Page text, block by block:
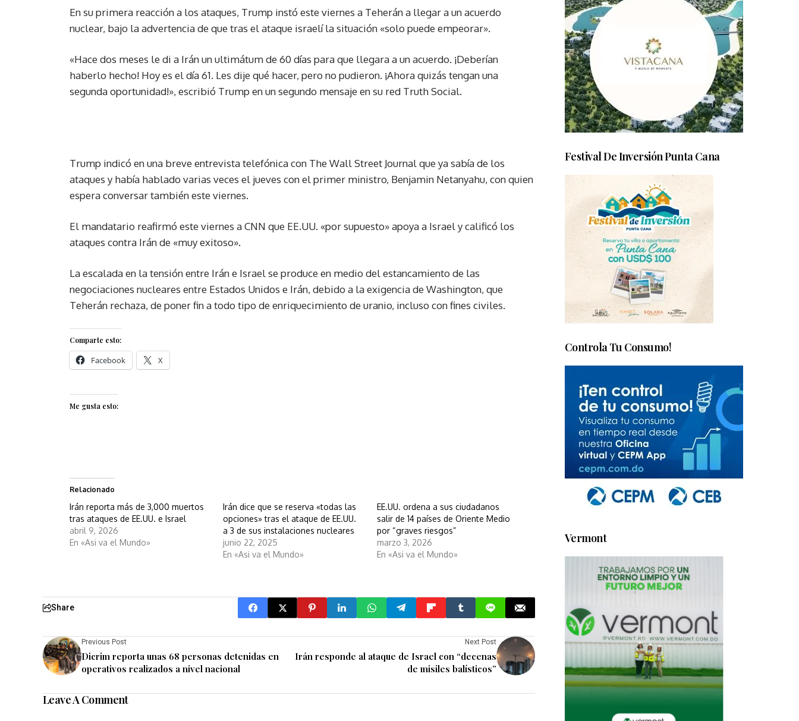
En su primera reacción a los ataques, Trump instó este viernes a Teherán a llegar a un acuerdo
nuclear, bajo la advertencia de que tras el ataque israelí la situación «solo puede empeorar».
«Hace dos meses le di a Irán un ultimátum de 60 días para que llegara a un acuerdo. ¡Deberían
haberlo hecho! Hoy es el día 61. Les dije qué hacer, pero no pudieron. ¡Ahora quizás tengan una
segunda oportunidad!», escribió Trump en un segundo mensaje en su red Truth Social.
Trump indicó en una breve entrevista telefónica con The Wall Street Journal que ya sabía de los
ataques y había hablado varias veces el jueves con el primer ministro, Benjamin Netanyahu, con quien
espera conversar también este viernes.
El mandatario reafirmó este viernes a CNN que EE.UU. «por supuesto» apoya a Israel y calificó los
ataques contra Irán de «muy exitoso».
La escalada en la tensión entre Irán e Israel se produce en medio del estancamiento de las
negociaciones nucleares entre Estados Unidos e Irán, debido a la exigencia de Washington, que
Teherán rechaza, de poner fin a todo tipo de enriquecimiento de uranio, incluso con fines civiles.
Comparte esto:
Facebook X
Me gusta esto:
Relacionado
Irán reporta más de 3,000 muertos
tras ataques de EE.UU. e Israel
abril 9, 2026
En «Asi va el Mundo»
Irán dice que se reserva «todas las
opciones» tras el ataque de EE.UU.
a 3 de sus instalaciones nucleares
junio 22, 2025
En «Asi va el Mundo»
EE.UU. ordena a sus ciudadanos
salir de 14 países de Oriente Medio
por “graves riesgos”
marzo 3, 2026
En «Asi va el Mundo»
Share
Previous Post
Dicrim reporta unas 68 personas detenidas en
operativos realizados a nivel nacional
Next Post
Irán responde al ataque de Israel con “decenas
de misiles balísticos”
Leave A Comment
Festival De Inversión Punta Cana
Controla Tu Consumo!
Vermont